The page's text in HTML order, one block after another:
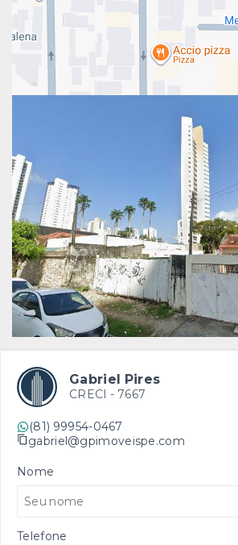
Gabriel Pires
CRECI - 7667
(81) 99954-0467
gabriel@gpimoveispe.com
Nome
Telefone